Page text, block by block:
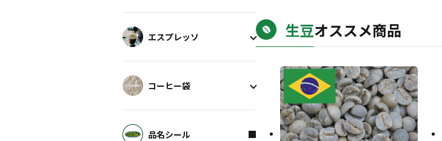
生豆オススメ商品
エスプレッソ
コーヒー袋
品名シール